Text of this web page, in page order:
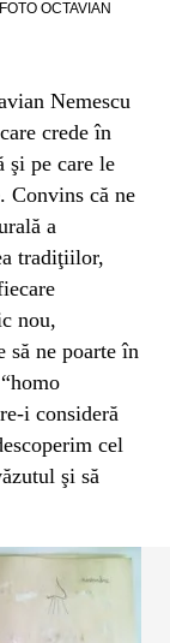
OCTAVIAN
Nemescu
crede în
şi pe care le
Convins că ne
a
tradiţiilor,
nou,
să ne poarte în
i consideră
cel
şi să